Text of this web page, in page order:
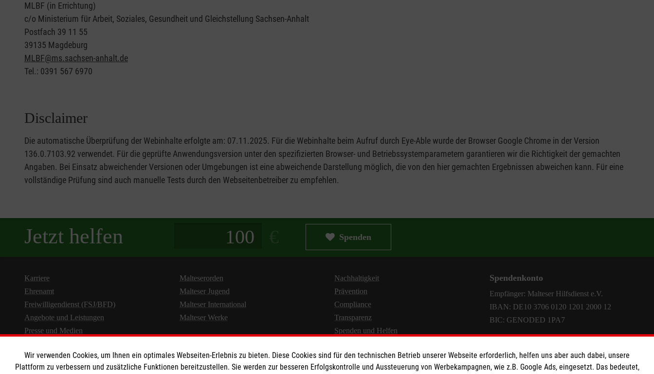
MLBF (in Errichtung)
c/o Ministerium für Arbeit, Soziales, Gesundheit und Gleichstellung Sachsen-Anhalt
Postfach 39 11 55
39135 Magdeburg
MLBF@ms.sachsen-anhalt.de
Tel.: 0391 567 6970
Disclaimer
Die automatische Überprüfung der Webinhalte erfolgte am: 07.11.2025. Für die Webinhalte beim Aufruf durch Eye-Able wurde der Browser Google Chrome in der Version
136.0.7103.92 verwendet. Für die geprüfte Anwendungsversion unter den spezifizierten Browser- und Betriebssystemparametern garantieren wir die Richtigkeit der gemachten
Angaben. Bei Einsatz abweichender Versionen oder Umgebungen ist eine abweichende Darstellung möglich, die von den hier gemachten Ergebnissen abweichen kann. Für eine
vollständige Prüfung sind auch manuelle Tests durch den Webseitenbetreiber zu empfehlen.
Jetzt helfen Spenden
Karriere
Ehrenamt
Freiwilligendienst (FSJ/BFD)
Angebote und Leistungen
Presse und Medien
Malteserorden
Malteser Jugend
Malteser International
Malteser Werke
Nachhaltigkeit
Prävention
Compliance
Transparenz
Spenden und Helfen
Spendenkonto
Empfänger: Malteser Hilfsdienst e.V.
IBAN: DE10 3706 0120 1201 2000 12
BIC: GENODED 1PA7
Wir verwenden Cookies, um Ihnen ein optimales Webseiten-Erlebnis zu bieten. Diese Cookies sind für den technischen Betrieb unserer Webseite erforderlich, helfen uns aber auch dabei, unsere
Plattform zu verbessern und zusätzliche Funktionen bereitzustellen. Sie werden zur besseren Erfolgskontrolle und Aussteuerung von Werbekampagnen, wie z.B. Google Ads, eingesetzt. Das bedeutet,